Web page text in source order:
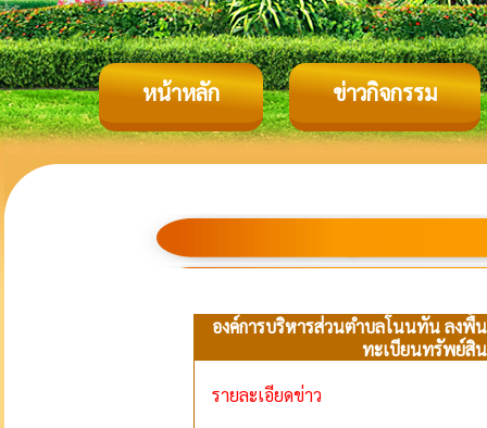
หน้าหลัก ข่าวกิจกรรม
องค์การบริหารส่วนตำบลโนนทัน ลงพื้
ทะเบียนทรัพย์สิ
รายละเอียดข่าว